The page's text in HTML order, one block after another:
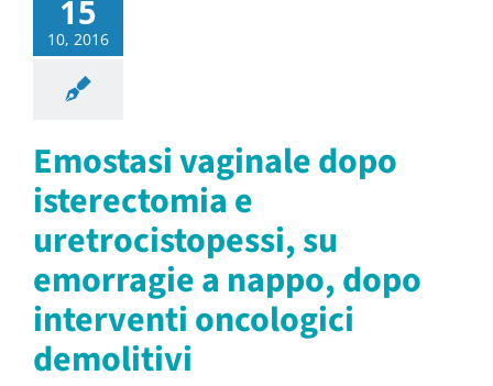
15
10, 2016
Emostasi vaginale dopo
isterectomia e
uretrocistopessi, su
emorragie a nappo, dopo
interventi oncologici
demolitivi